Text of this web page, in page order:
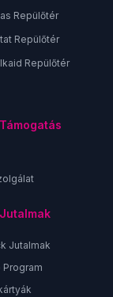
Repülőtér
Repülőtér
Repülőtér
Támogatás
Jutalmak
Jutalmak